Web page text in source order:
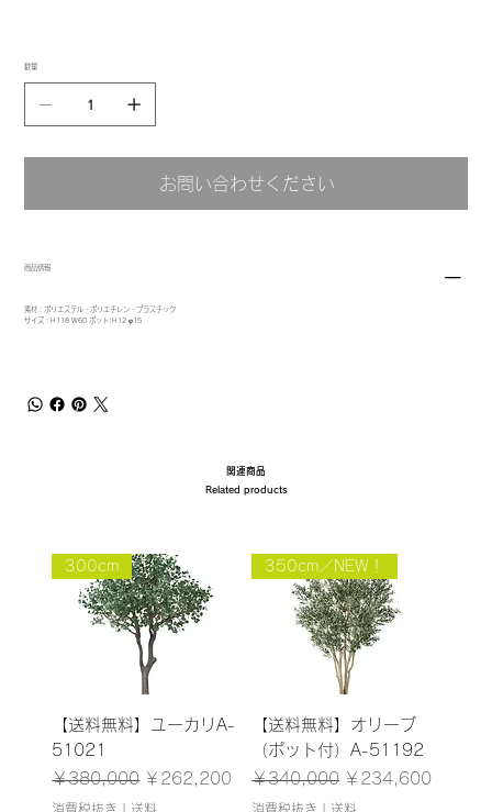
数量
お問い合わせください
商品情報
素材：ポリエステル・ポリエチレン・プラスチック
サイズ：H118 W60 ポット:H12 φ15
関連商品
Related products
300cm
【送料無料】ユーカリA-
51021
通常価格
￥380,000 セール価格
￥262,200
消費税抜き 送料
350cm／NEW！
【送料無料】オリーブ
（ポット付）A-51192
通常価格
￥340,000 セール価格
￥234,600
消費税抜き 送料